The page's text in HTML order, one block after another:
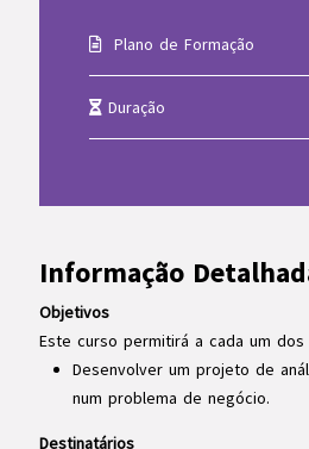
Informação
Objetivos
Este curso permitirá a cada um dos
Desenvolver um projeto de
num problema de negócio.
Destinatários
Plano de Formação
Duração